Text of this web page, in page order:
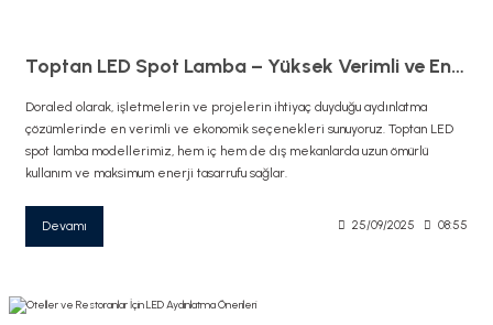
Toptan LED Spot Lamba – Yüksek Verimli ve Enerji Tasarruflu
Doraled olarak, işletmelerin ve projelerin ihtiyaç duyduğu aydınlatma
çözümlerinde en verimli ve ekonomik seçenekleri sunuyoruz. Toptan LED
spot lamba modellerimiz, hem iç hem de dış mekanlarda uzun ömürlü
kullanım ve maksimum enerji tasarrufu sağlar.
Devamı 25/09/2025 08:55